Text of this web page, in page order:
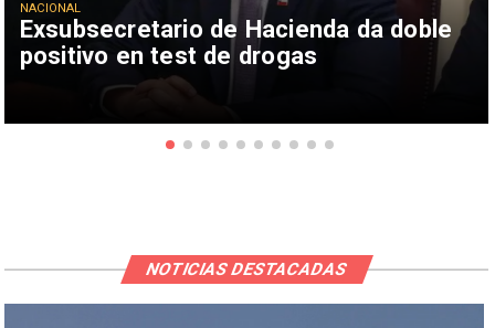
Exsubsecretario de Hacienda da doble
positivo en test de drogas
NACIONAL
NOTICIAS DESTACADAS